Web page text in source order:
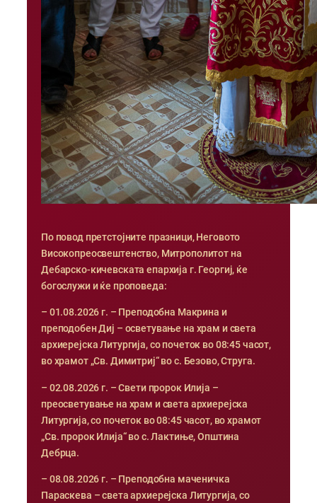
По повод претстојните празници, Неговото
Високопреосвештенство, Митрополитот на
Дебарско-кичевската епархија г. Георгиј, ќе
богослужи и ќе проповеда:
– 01.08.2026 г. – Преподобна Макрина и
преподобен Диј – осветување на храм и света
архиерејска Литургија, со почеток во 08:45 часот,
во храмот „Св. Димитриј“ во с. Безово, Струга.
– 02.08.2026 г. – Свети пророк Илија –
преосветување на храм и света архиерејска
Литургија, со почеток во 08:45 часот, во храмот
„Св. пророк Илија“ во с. Лактиње, Општина
Дебрца.
– 08.08.2026 г. – Преподобна маченичка
Параскева – света архиерејска Литургија, со